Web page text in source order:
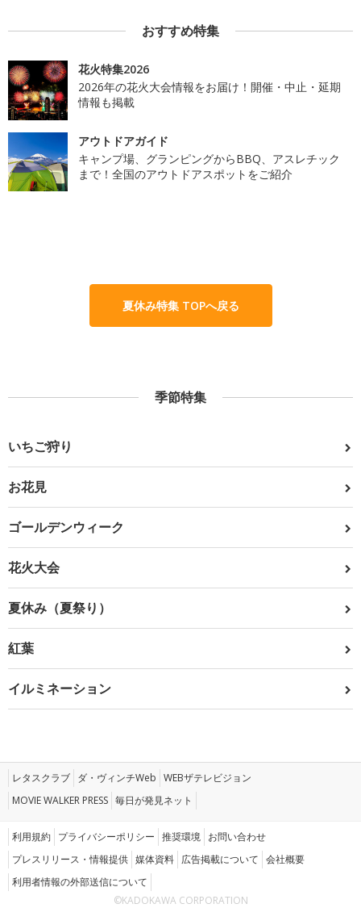
おすすめ特集
花火特集2026
2026年の花火大会情報をお届け！開催・中止・延期
情報も掲載
アウトドアガイド
キャンプ場、グランピングからBBQ、アスレチック
まで！全国のアウトドアスポットをご紹介
夏休み特集 TOPへ戻る
季節特集
いちご狩り
お花見
ゴールデンウィーク
花火大会
夏休み（夏祭り）
紅葉
イルミネーション
レタスクラブ ダ・ヴィンチWeb WEBザテレビジョン
MOVIE WALKER PRESS 毎日が発見ネット
利用規約 プライバシーポリシー 推奨環境 お問い合わせ
プレスリリース・情報提供 媒体資料 広告掲載について 会社概要
利用者情報の外部送信について
©KADOKAWA CORPORATION